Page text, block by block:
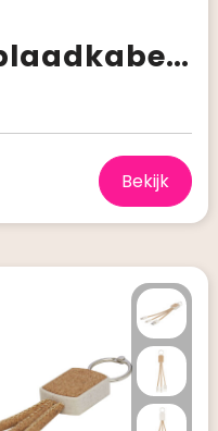
Versatile 5-1 oplaadkabel van gerecycled aluminium
Bekijk